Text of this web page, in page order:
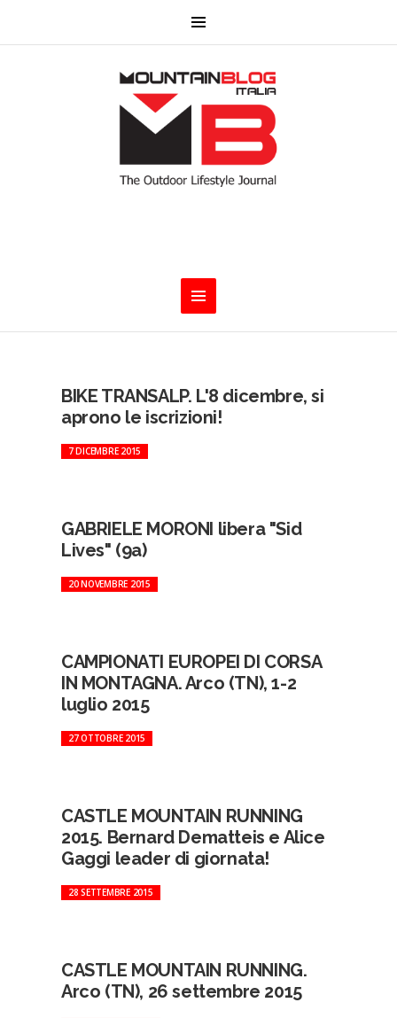
BIKE TRANSALP. L'8 dicembre, si
aprono le iscrizioni!
7 DICEMBRE 2015
GABRIELE MORONI libera "Sid
Lives" (9a)
20 NOVEMBRE 2015
CAMPIONATI EUROPEI DI CORSA
IN MONTAGNA. Arco (TN), 1-2
luglio 2015
27 OTTOBRE 2015
CASTLE MOUNTAIN RUNNING
2015. Bernard Dematteis e Alice
Gaggi leader di giornata!
28 SETTEMBRE 2015
CASTLE MOUNTAIN RUNNING.
Arco (TN), 26 settembre 2015